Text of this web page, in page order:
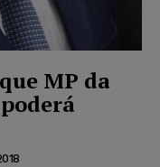
MP da